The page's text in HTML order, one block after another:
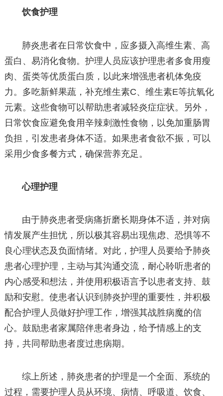
饮食护理
肺炎患者在日常饮食中，应多摄入高维生素、高
蛋白、易消化食物。护理人员应该护理患者多食用瘦
肉、蛋类等优质蛋白质，以此来增强患者机体免疫
力。多吃新鲜果蔬，补充维生素C、维生素E等抗氧化
元素。这些食物可以帮助患者减轻炎症症状。另外，
日常饮食应避免食用辛辣刺激性食物，以免加重肠胃
负担，引发患者身体不适。如果患者食欲不振，可以
采用少食多餐方式，确保营养充足。
心理护理
由于肺炎患者受病痛折磨长期身体不适，并对病
情发展产生担忧，所以极其容易出现焦虑、恐惧等不
良心理状态及负面情绪。对此，护理人员要给予肺炎
患者心理护理，主动与其沟通交流，耐心聆听患者的
内心感受和想法，并使用积极语言予以患者支持、鼓
励和安慰。使患者认识到肺炎护理的重要性，并积极
配合护理人员做好护理工作，增强其战胜病魔的信
心。鼓励患者家属陪伴患者身边，给予情感上的支
持，共同帮助患者度过患病期。
综上所述，肺炎患者的护理是一个全面、系统的
过程，需要护理人员从环境、病情、呼吸道、饮食、